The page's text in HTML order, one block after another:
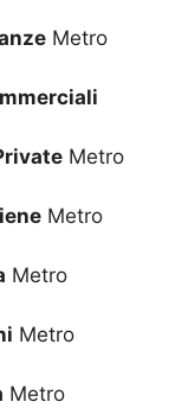
Metro
Metro
Metro
Metro
Metro
Metro